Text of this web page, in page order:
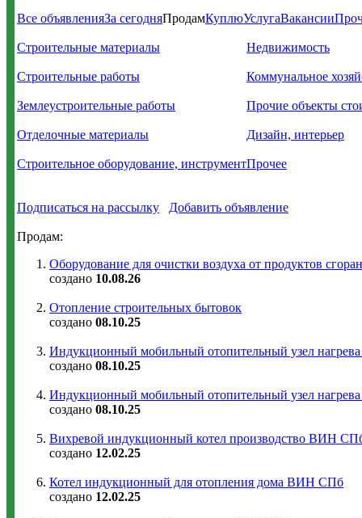
Все объявленияЗа сегодняПродамКуплюУслугаВакансии
Строительные материалы
Строительные работы
Землеустроительные работы
Отделочные материалы
Строительное оборудование, инструмент
Недвижимость
Коммунальное
Прочие объекты
Дизайн, интерьер
Прочее
Подписаться на рассылку Добавить объявление
Продам:
Оборудование для очистки воздуха от продуктов
создано 10.08.26
Отопление строительных бытовок
создано 08.10.25
Индукционный мобильный отопительный узел
создано 08.10.25
Индукционный мобильный отопительный узел
создано 08.10.25
Вихревой индукционный котел производство ВИН
создано 12.02.25
Котел индукционный для отопления дома ВИН СПб
создано 12.02.25